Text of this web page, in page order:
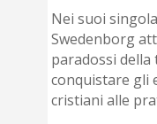
Nei suoi
Swedenborg
paradossi
conquistare gli
cristiani alle